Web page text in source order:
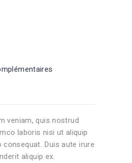
veniam, quis nostrud
laboris nisi ut aliquip
Duis aute irure
aliquip ex.